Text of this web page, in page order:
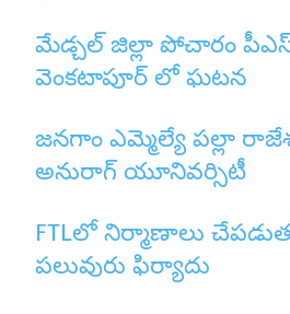
మేడ్చల్ జిల్లా పోచారం
వెంకటాపూర్ లో ఘటన
జనగాం ఎమ్మెల్యే పల్లా
అనురాగ్ యూనివర్సిటీ
FTLలో నిర్మాణాలు
పలువురు ఫిర్యాదు